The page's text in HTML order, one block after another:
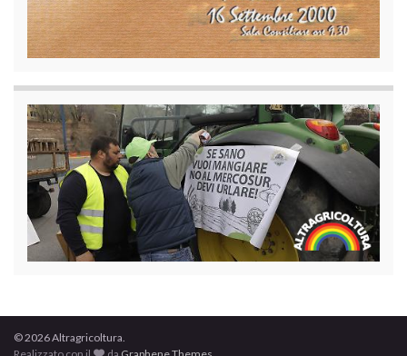
© 2026 Altragricoltura.